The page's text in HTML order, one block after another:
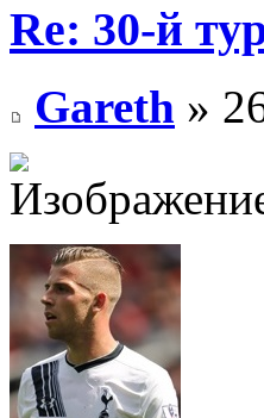
Re: 30-й
Gareth »